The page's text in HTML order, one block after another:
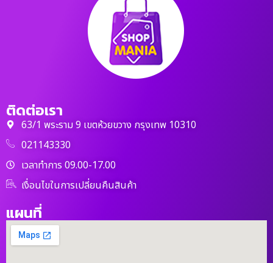
ติดต่อเรา
63/1 พระราม 9 เขตห้วยขวาง กรุงเทพ 10310
021143330
เวลาทำการ 09.00-17.00
เงื่อนไขในการเปลี่ยนคืนสินค้า
แผนที่